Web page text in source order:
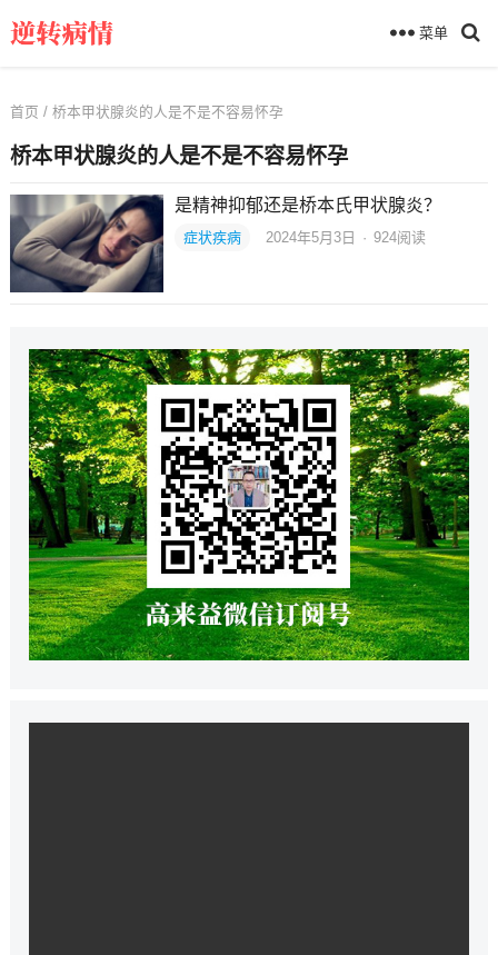
菜单
首页 / 桥本甲状腺炎的人是不是不容易怀孕
桥本甲状腺炎的人是不是不容易怀孕
是精神抑郁还是桥本氏甲状腺炎？
症状疾病 2024年5月3日 · 924阅读